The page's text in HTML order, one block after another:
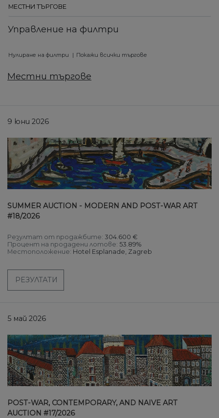
Управление на филтри
Нулиране на филтри Покажи всички търгове
Местни търгове
9 юни 2026
SUMMER AUCTION - MODERN AND POST-WAR ART
#18/2026
Резултат от продажбите: 304.600 €
Процент на продадени лотове: 53.89%
Местоположение: Hotel Esplanade, Zagreb
РЕЗУЛТАТИ
5 май 2026
POST-WAR, CONTEMPORARY, AND NAIVE ART
AUCTION #17/2026